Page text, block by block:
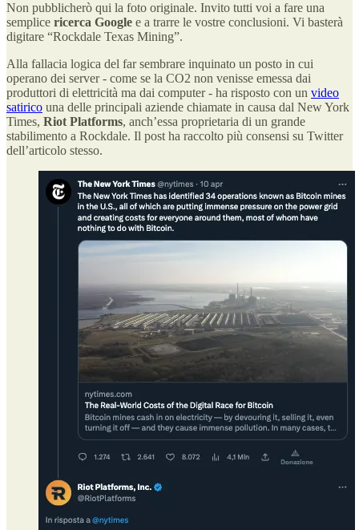
Non pubblicherò qui la foto originale. Invito tutti voi a fare una
semplice ricerca Google e a trarre le vostre conclusioni. Vi basterà
digitare “Rockdale Texas Mining”.
Alla fallacia logica del far sembrare inquinato un posto in cui
operano dei server - come se la CO2 non venisse emessa dai
produttori di elettricità ma dai computer - ha risposto con un video
satirico una delle principali aziende chiamate in causa dal New York
Times, Riot Platforms, anch’essa proprietaria di un grande
stabilimento a Rockdale. Il post ha raccolto più consensi su Twitter
dell’articolo stesso.